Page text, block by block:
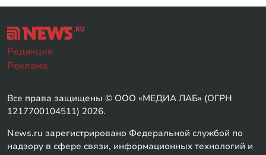
Редакция
Реклама
Все права защищены © ООО «МЕДИА ЛАБ» (ОГРН
1217700104511) 2026.
News.ru зарегистрировано Федеральной службой по
надзору в сфере связи, информационных технологий и